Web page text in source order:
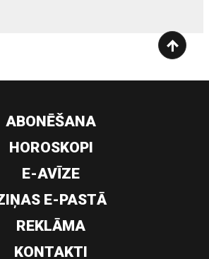
ABONĒŠANA
HOROSKOPI
E-AVĪZE
E-PASTĀ
REKLĀMA
KONTAKTI